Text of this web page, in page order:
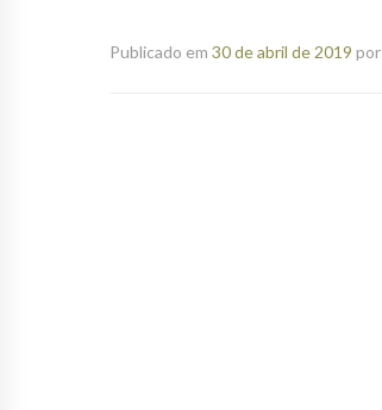
Publicado em 30 de abril de 2019 por